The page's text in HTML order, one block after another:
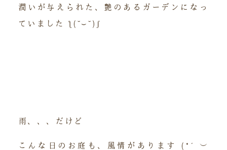
潤いが与えられた、艶のあるガーデンになっ
ていました ƪ(˘⌣˘)ʃ
雨、、、だけど
こんな日のお庭も、風情があります (*´︶